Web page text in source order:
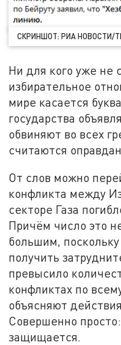
СКРИНШОТ: РИА НОВОСТИ/
Ни для кого уже не
избирательное
мире касается
государства
обвиняют во всех
считаются
От слов можно
конфликта между
секторе Газа
Причём число это
большим,
получить
превысило
конфликтах по
объясняют
Совершенно
защищается.